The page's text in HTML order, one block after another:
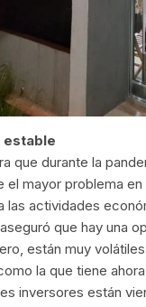
estable
que durante la
el mayor problema
las actividades
que hay una
están muy
la que tiene
inversores están